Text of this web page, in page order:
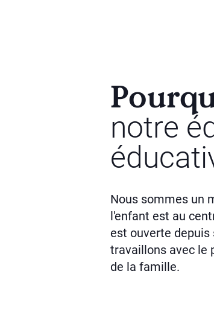
notre
Nous sommes un
l'enfant est au
est ouverte
travaillons avec le
de la famille.